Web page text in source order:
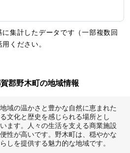
集計したデータです（一部複数回
ください。
郡野木町の地域情報
域の温かさと豊かな自然に恵まれた
文化と歴史を感じられる場所とし
ます。人々の生活を支える商業施設
性が高いです。野木町は、穏やかな
しを提供する魅力的な地域です。